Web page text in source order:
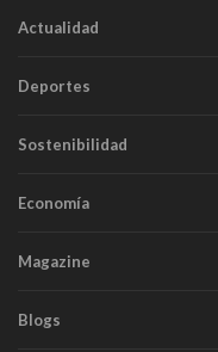
Actualidad
Deportes
Sostenibilidad
Economía
Magazine
Blogs